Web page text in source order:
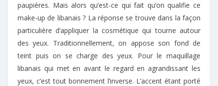
paupières. Mais alors qu’est-ce qui fait qu’on qualifie ce
make-up de libanais ? La réponse se trouve dans la façon
particulière d’appliquer la cosmétique qui tourne autour
des yeux. Traditionnellement, on appose son fond de
teint puis on se charge des yeux. Pour le maquillage
libanais qui met en avant le regard en agrandissant les
yeux, c’est tout bonnement l’inverse. L’accent étant porté